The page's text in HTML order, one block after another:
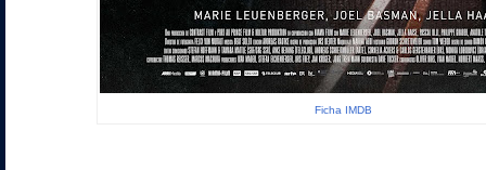
Ficha IMDB